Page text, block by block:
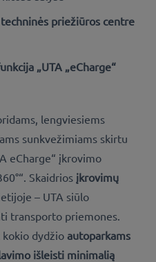
techninės priežiūros centre
„UTA „eCharge“
lengviesiems
sunkvežimiams skirtu
eCharge“ įkrovimo
Skaidrios įkrovimų
– UTA siūlo
transporto priemones.
kokio dydžio autoparkams
išleisti minimalią